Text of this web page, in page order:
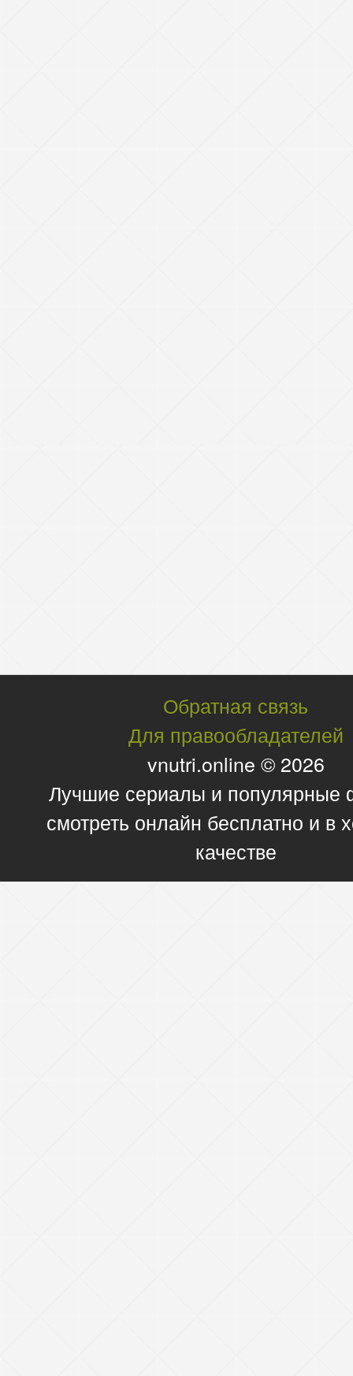
Обратная связь
Для правообладателей
vnutri.online © 2026
Лучшие сериалы и
смотреть онлайн бесплатно и в
качестве